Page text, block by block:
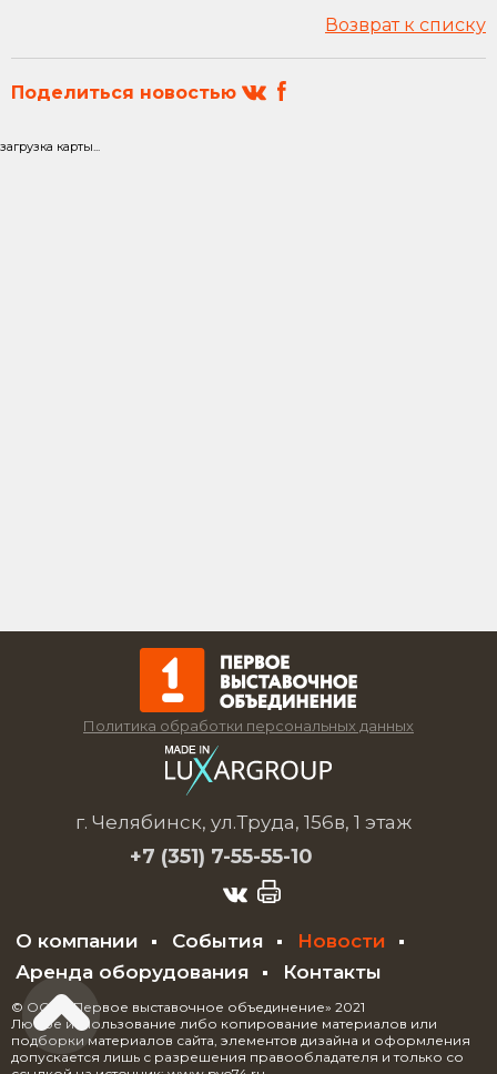
Возврат к списку
Поделиться новостью
загрузка карты...
Политика обработки персональных данных
г. Челябинск, ул.Труда, 156в, 1 этаж
+7 (351) 7-55-55-10
О компании События
Новости
Аренда оборудования
Контакты
© ООО «Первое выставочное объединение» 2021
Любое использование либо копирование материалов или
подборки материалов сайта, элементов дизайна и оформления
допускается лишь с разрешения правообладателя и только со